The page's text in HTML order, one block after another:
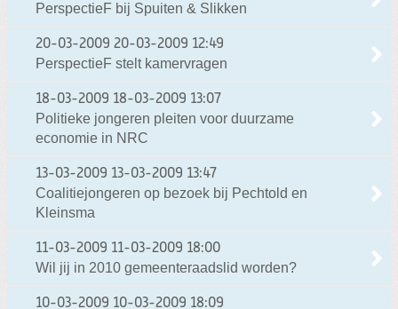
PerspectieF bij Spuiten & Slikken
20-03-2009 20-03-2009 12:49
PerspectieF stelt kamervragen
18-03-2009 18-03-2009 13:07
Politieke jongeren pleiten voor duurzame
economie in NRC
13-03-2009 13-03-2009 13:47
Coalitiejongeren op bezoek bij Pechtold en
Kleinsma
11-03-2009 11-03-2009 18:00
Wil jij in 2010 gemeenteraadslid worden?
10-03-2009 10-03-2009 18:09